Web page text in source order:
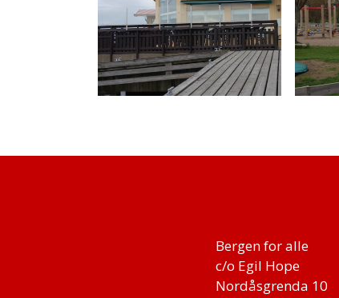
Bergen for alle
c/o Egil Hope
Nordåsgrenda 10